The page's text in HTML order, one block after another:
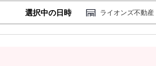
選択中の日時 ライオンズ不動産